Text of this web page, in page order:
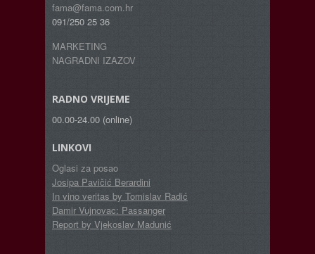
fama@fama.com.hr
091/250 25 36
MARKETING
NAGRADNI IZAZOV
RADNO VRIJEME
00.00-24.00 (online)
LINKOVI
Oglasi za posao
Josipa Pavičić Berardini
In vino veritas by Tomislav Radić
Damir Vujnovac: Passanger
Report by Vjekoslav Madunić